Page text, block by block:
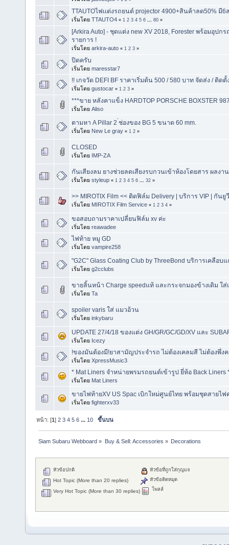
TTAUTOไฟเเต่งรถยนต์ projector 4900+สินค้าลด50% มี
เริ่มโดย TTAUTO4 « 1 2 3 4 5 6 80 »
[Arkira Auto] - ชุดแต่ง new XV 2018, Forester พร้อมอุป
รายการ !
เริ่มโดย arkira-auto « 1 2 3 »
ปิดครับ
เริ่มโดย maresstar7
!! เกจวัด DEFI BF ราคาเริ่มต้น 500 / 580 บาท จัดส่ง / ติด
เริ่มโดย gustocar « 1 2 3 »
***ขาย หลังคาแข็ง HARDTOP PORSCHE BOXSTER
เริ่มโดย Aliso
ตามหา A Pillar 2 ่ช่องของ BG 5 ขนาด 60 mm.
เริ่มโดย New Le gray « 1 2 »
CLOSED
เริ่มโดย IMP-ZA
กันเสียงลม ยางช่วยลดเสียงรบกวนเข้าห้องโดยสาร ผลงา
เริ่มโดย styleup « 1 2 3 4 5 6 32 »
>> MIROTIX Film << ติดฟิล์ม Delivery | บริการ VIP | กันยู
เริ่มโดย MIROTIX Film Service « 1 2 3 4 »
ขอสอบถามราคาเปลี่ยนฟิล์ม xv ค่ะ
เริ่มโดย reawadee
ไฟท้าย หมู GD
เริ่มโดย vampire258
"G2C" Glass Coating Club by ThreeBond บริการเคลื
เริ่มโดย g2cclubs
ขายลิ้นหน้า Charge speedแท้ และกระจกมองข้างเดิม ใส่
เริ่มโดย Ta
spoiler varis ใส่ แมวอ้วน
เริ่มโดย inkybaru
UPDATE 27/4/18 ของแต่ง GH/GR/GC/GD/XV และ
เริ่มโดย Icezy
!ของมันต้องมี!ยาสามัญประจำรถ ไม่ต้องเคลมสี ไม่ต้องพึ่ง
เริ่มโดย XpressMusic3
* Mat Liners จำหน่ายพรมรถยนต์เข้ารูป ยี่ห้อ Back Liners
เริ่มโดย Mat Liners
ขายไฟท้ายXV US Spac เบิกใหม่ศูนย์ไทย พร้อมชุดสายไฟ
เริ่มโดย fighterxv33
หน้า: [1]2 3 4 5 6 ... 10 ขึ้นบน
Siam Subaru Webboard » Buy & Sell: Accessories » Decorations
หัวข้อปกติ
Hot Topic (More than 20 replies)
Very Hot Topic (More than 30 replies)
หัวข้อที่ถูกใส่กุญแจ
หัวข้อติดหมุด
โพลล์